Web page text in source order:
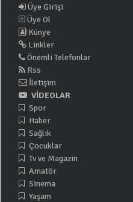
Üye Girişi
Üye Ol
Künye
Linkler
Önemli Telefonlar
Rss
İletişim
VİDEOLAR
Spor
Haber
Sağlık
Çocuklar
Tv ve Magazin
Amatör
Sinema
Yaşam